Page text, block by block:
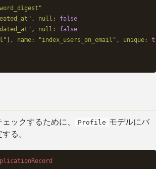
, null: false
, null: false
], name: "index_users_on_email" , unique:
ックするために、 Profile モデルにバ
る。